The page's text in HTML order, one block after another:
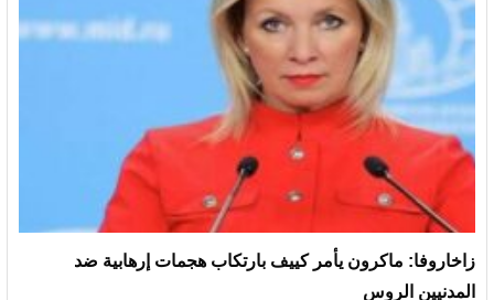
زاخاروفا: ماكرون يأمر كييف بارتكاب هجمات إرهابية ضد
المدنيين الروس